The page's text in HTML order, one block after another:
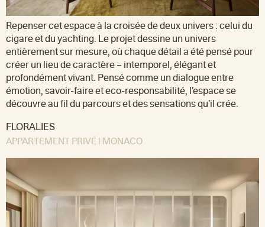
Repenser cet espace à la croisée de deux univers : celui du
cigare et du yachting. Le projet dessine un univers
entièrement sur mesure, où chaque détail a été pensé pour
créer un lieu de caractère – intemporel, élégant et
profondément vivant. Pensé comme un dialogue entre
émotion, savoir-faire et eco-responsabilité, l’espace se
découvre au fil du parcours et des sensations qu’il crée.
FLORALIES
APPARTEMENT PRIVÉ | MONACO